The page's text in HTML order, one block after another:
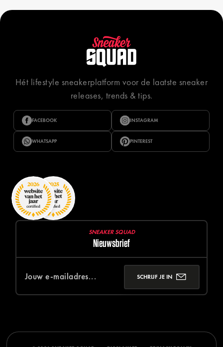
Hét lifestyle sneakerplatform voor de laatste sneaker
releases, trends & tips.
FACEBOOK INSTAGRAM
WHATSAPP PINTEREST
SNEAKER SQUAD
Nieuwsbrief
SCHRIJF JE IN